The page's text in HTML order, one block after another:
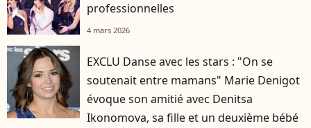
professionnelles
4 mars 2026
EXCLU Danse avec les stars : "On se
soutenait entre mamans" Marie Denigot
évoque son amitié avec Denitsa
Ikonomova, sa fille et un deuxième bébé